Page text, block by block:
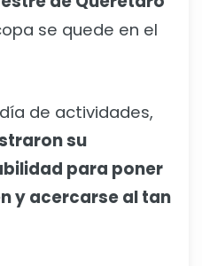
se quede en el
de actividades,
su
para poner
y acercarse al tan